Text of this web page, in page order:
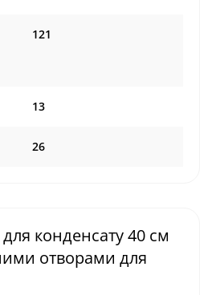
121
13
26
для конденсату 40 см
отворами для